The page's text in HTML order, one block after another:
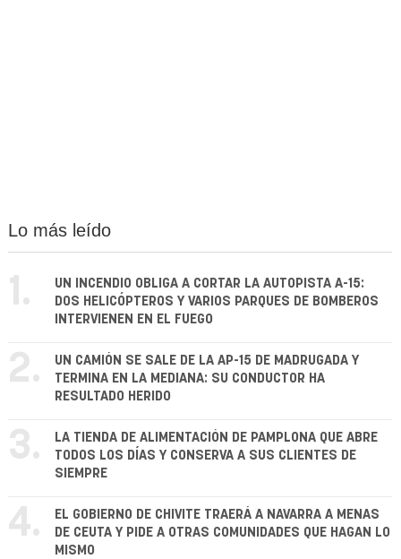
Lo más leído
1.
UN INCENDIO OBLIGA A CORTAR LA AUTOPISTA A-15:
DOS HELICÓPTEROS Y VARIOS PARQUES DE BOMBEROS
INTERVIENEN EN EL FUEGO
2.
UN CAMIÓN SE SALE DE LA AP-15 DE MADRUGADA Y
TERMINA EN LA MEDIANA: SU CONDUCTOR HA
RESULTADO HERIDO
3.
LA TIENDA DE ALIMENTACIÓN DE PAMPLONA QUE ABRE
TODOS LOS DÍAS Y CONSERVA A SUS CLIENTES DE
SIEMPRE
4.
EL GOBIERNO DE CHIVITE TRAERÁ A NAVARRA A MENAS
DE CEUTA Y PIDE A OTRAS COMUNIDADES QUE HAGAN LO
MISMO